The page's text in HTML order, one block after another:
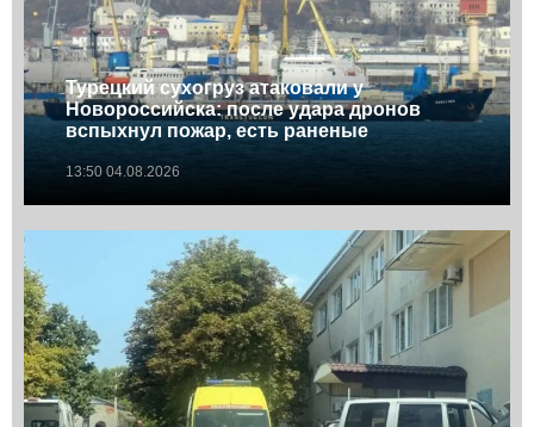
Турецкий сухогруз атаковали у
Новороссийска: после удара дронов
вспыхнул пожар, есть раненые
13:50 04.08.2026